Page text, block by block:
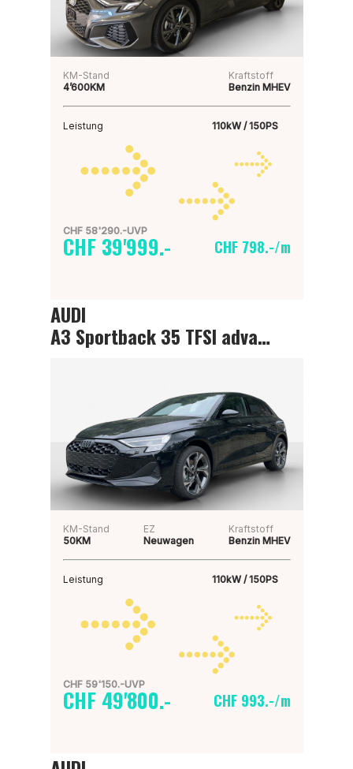
KM-Stand
4’600KM
Kraftstoff
Benzin MHEV
Leistung 110kW / 150PS
CHF 58'290.-UVP
CHF 39'999.- CHF 798.-/m
AUDI
A3 Sportback 35 TFSI advanced Attraction
KM-Stand
50KM
EZ
Neuwagen
Kraftstoff
Benzin MHEV
Leistung 110kW / 150PS
CHF 59'150.-UVP
CHF 49'800.- CHF 993.-/m